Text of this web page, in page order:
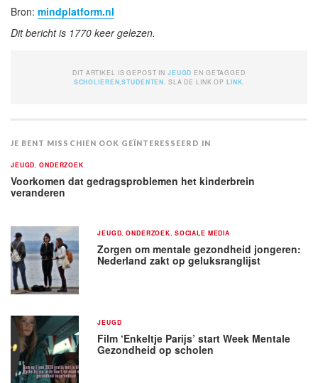
Bron: mindplatform.nl
Dit bericht is 1770 keer gelezen.
DIT ARTIKEL IS GEPOST IN JEUGD EN GETAGGED
SCHOLIEREN ,STUDENTEN . SLA DE LINK OP LINK
JE BENT MISSCHIEN OOK GEÏNTERESSEERD IN
JEUGD ,ONDERZOEK
Voorkomen dat gedragsproblemen het kinderbrein
veranderen
JEUGD ,ONDERZOEK SOCIALE MEDIA
Zorgen om mentale gezondheid jongeren:
Nederland zakt op geluksranglijst
JEUGD
Film ‘Enkeltje Parijs’ start Week Mentale
Gezondheid op scholen